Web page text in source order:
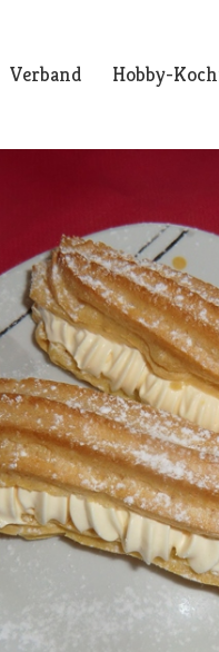
Verband Hobby-